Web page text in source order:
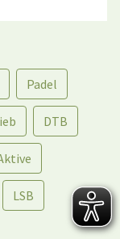
Padel
DTB
LSB